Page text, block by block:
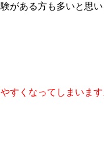
がある方も多いと思い
すくなってしまいます